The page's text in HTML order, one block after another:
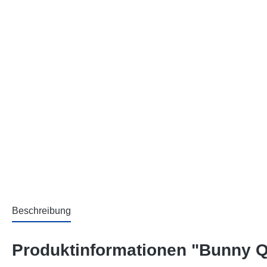
Beschreibung
Produktinformationen "Bunny